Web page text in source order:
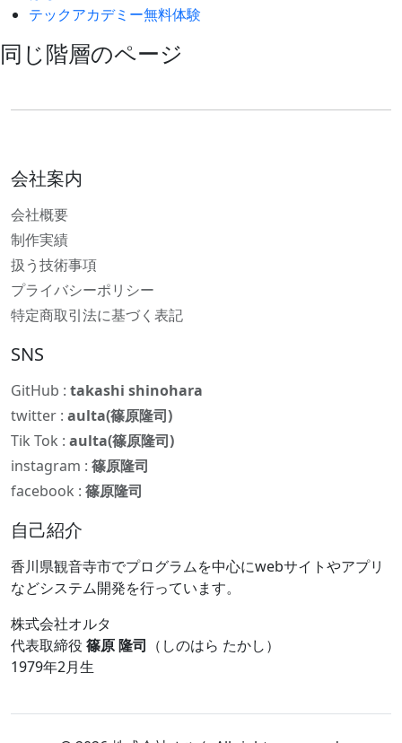
テックアカデミー無料体験
同じ階層のページ
会社案内
会社概要
制作実績
扱う技術事項
プライバシーポリシー
特定商取引法に基づく表記
SNS
GitHub : takashi shinohara
twitter : aulta(篠原隆司)
Tik Tok : aulta(篠原隆司)
instagram : 篠原隆司
facebook : 篠原隆司
自己紹介
香川県観音寺市でプログラムを中心にwebサイトやアプリ
などシステム開発を行っています。
株式会社オルタ
代表取締役 篠原 隆司 （しのはら たかし）
1979年2月生